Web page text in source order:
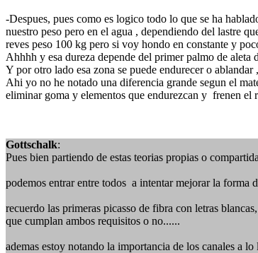
-Despues, pues como es logico todo lo que se ha
nuestro peso pero en el agua , dependiendo del lastre
reves peso 100 kg pero si voy hondo en constante y
Ahhhh y esa dureza depende del primer palmo de aleta
Y por otro lado esa zona se puede endurecer o
Ahi yo no he notado una diferencia grande segun el
eliminar goma y elementos que endurezcan y frenen el
Gottschalk:
Pues bien partiendo de estas teorias propias o
podemos entrar entre todos a intentar mejorar la forma
recuerdo las primeras picasso de fibra con letras
que cumplan ambos requisitos o no......
ademas estoy notando la importancia de los canales a